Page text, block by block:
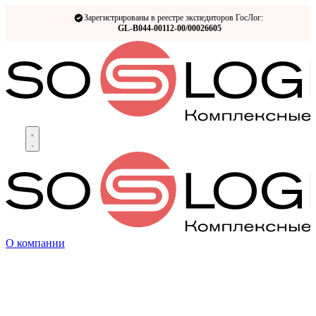
Зарегистрированы в реестре экспедиторов ГосЛог:
GL-B044-00112-00/00026605
О компании